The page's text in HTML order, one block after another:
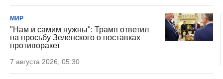
МИР
"Нам и самим нужны": Трамп ответил
на просьбу Зеленского о поставках
противоракет
7 августа 2026, 05:30